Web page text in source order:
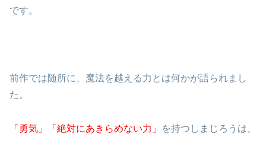
です。
前作では随所に、魔法を越える力とは何かが語られまし
た。
「勇気」「絶対にあきらめない力」 を持つしまじろうは、